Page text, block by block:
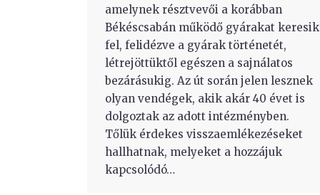
amelynek résztvevői a korábban
Békéscsabán működő gyárakat keresik
fel, felidézve a gyárak történetét,
létrejöttüktől egészen a sajnálatos
bezárásukig. Az út során jelen lesznek
olyan vendégek, akik akár 40 évet is
dolgoztak az adott intézményben.
Tőlük érdekes visszaemlékezéseket
hallhatnak, melyeket a hozzájuk
kapcsolódó…